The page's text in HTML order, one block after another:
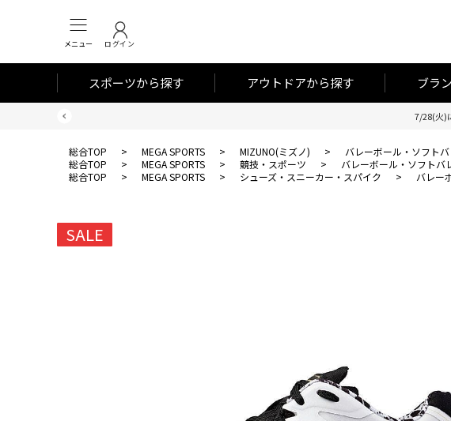
メニュー ログイン
スポーツから探す アウトドアから探す ブラ
7/28(火)
総合TOP > MEGA SPORTS > MIZUNO(ミズノ) > バレーボール・ソフト
総合TOP
> MEGA SPORTS > 競技・スポーツ > バレーボール・ソフトバ
総合TOP
> MEGA SPORTS > シューズ・スニーカー・スパイク > バレー
SALE